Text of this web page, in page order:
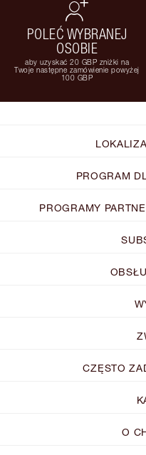
POLEĆ WYBRANEJ
OSOBIE
aby uzyskać 20 GBP zniżki na
Twoje następne zamówienie powyżej
100 GBP
PROGRAM
PROGRAMY
CZĘSTO
O